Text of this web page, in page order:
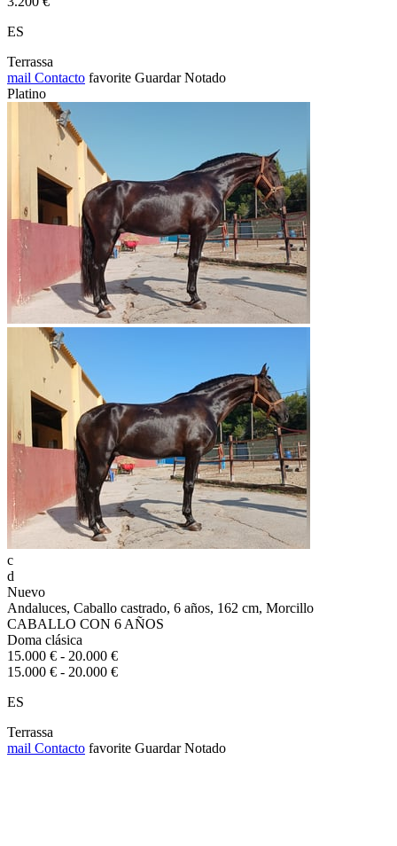
ES
Terrassa
mail Contacto favorite Guardar Notado
Platino
c
d
Nuevo
Andaluces, Caballo castrado, 6 años, 162 cm, Morcillo
CABALLO CON 6 AÑOS
Doma clásica
15.000 € - 20.000 €
15.000 € - 20.000 €
ES
Terrassa
mail Contacto favorite Guardar Notado